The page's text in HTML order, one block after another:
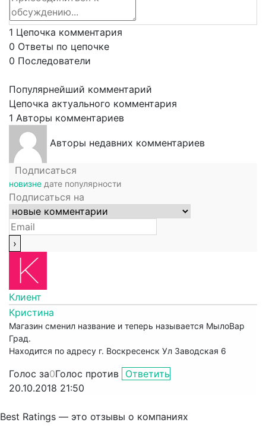
1 Цепочка комментария
0 Ответы по цепочке
0 Последователи
Популярнейший комментарий
Цепочка актуального комментария
1 Авторы комментариев
Авторы недавних комментариев
Подписаться
новизне дате популярности
Подписаться на
Клиент
Кристина
Магазин сменил название и теперь называется МылоВар
Град.
Находится по адресу г. Воскресенск Ул Заводская 6
Голос за0Голос против Ответить
20.10.2018 21:50
Best Ratings — это отзывы о компаниях